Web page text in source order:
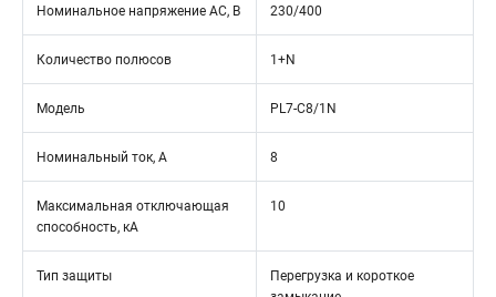
Номинальное напряжение АС, В 230/400
Количество полюсов 1+N
Модель PL7-C8/1N
Номинальный ток, А 8
Максимальная отключающая
способность, кА
10
Тип защиты
Перегрузка и короткое